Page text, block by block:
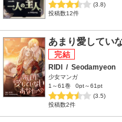
(3.8)
投稿数12件
あまり愛してい
RIDI / Seodamyeon
少女マンガ
1～61巻
0pt～61pt
(3.5)
投稿数2件